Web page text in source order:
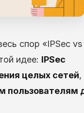
спор «IPSec vs
идее: IPSec
целых сетей,
пользователям